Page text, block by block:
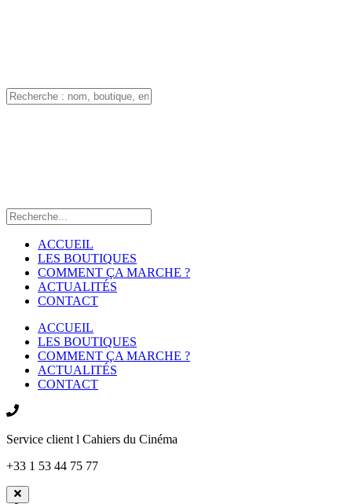
ACCUEIL
LES BOUTIQUES
COMMENT ÇA MARCHE ?
ACTUALITÉS
CONTACT
ACCUEIL
LES BOUTIQUES
COMMENT ÇA MARCHE ?
ACTUALITÉS
CONTACT
Service client l Cahiers du Cinéma
+33 1 53 44 75 77